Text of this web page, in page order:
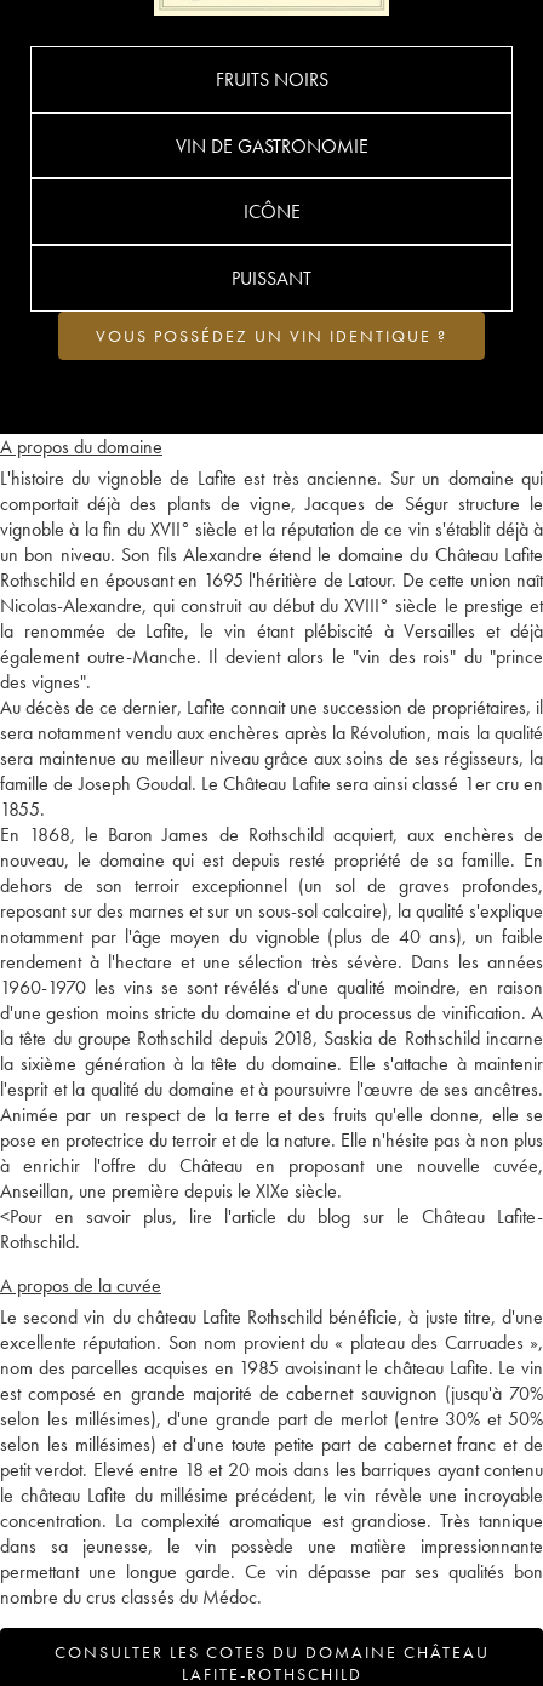
A propos du domaine
L'histoire du vignoble de Lafite est très ancienne. Sur un domaine qui
comportait déjà des plants de vigne, Jacques de Ségur structure le
vignoble à la fin du XVII° siècle et la réputation de ce vin s'établit déjà à
un bon niveau. Son fils Alexandre étend le domaine du Château Lafite
Rothschild en épousant en 1695 l'héritière de Latour. De cette union naît
Nicolas-Alexandre, qui construit au début du XVIII° siècle le prestige et
la renommée de Lafite, le vin étant plébiscité à Versailles et déjà
également outre-Manche. Il devient alors le "vin des rois" du "prince
des vignes".
Au décès de ce dernier, Lafite connait une succession de propriétaires, il
sera notamment vendu aux enchères après la Révolution, mais la qualité
sera maintenue au meilleur niveau grâce aux soins de ses régisseurs, la
famille de Joseph Goudal. Le Château Lafite sera ainsi classé 1er cru en
1855.
En 1868, le Baron James de Rothschild acquiert, aux enchères de
nouveau, le domaine qui est depuis resté propriété de sa famille. En
dehors de son terroir exceptionnel (un sol de graves profondes,
reposant sur des marnes et sur un sous-sol calcaire), la qualité s'explique
notamment par l'âge moyen du vignoble (plus de 40 ans), un faible
rendement à l'hectare et une sélection très sévère. Dans les années
1960-1970 les vins se sont révélés d'une qualité moindre, en raison
d'une gestion moins stricte du domaine et du processus de vinification. A
la tête du groupe Rothschild depuis 2018, Saskia de Rothschild incarne
la sixième génération à la tête du domaine. Elle s'attache à maintenir
l'esprit et la qualité du domaine et à poursuivre l'œuvre de ses ancêtres.
Animée par un respect de la terre et des fruits qu'elle donne, elle se
pose en protectrice du terroir et de la nature. Elle n'hésite pas à non plus
à enrichir l'offre du Château en proposant une nouvelle cuvée,
Anseillan, une première depuis le XIXe siècle.
<Pour en savoir plus, lire l'article du blog sur le Château Lafite-
Rothschild.
A propos de la cuvée
Le second vin du château Lafite Rothschild bénéficie, à juste titre, d'une
excellente réputation. Son nom provient du « plateau des Carruades »,
nom des parcelles acquises en 1985 avoisinant le château Lafite. Le vin
est composé en grande majorité de cabernet sauvignon (jusqu'à 70%
selon les millésimes), d'une grande part de merlot (entre 30% et 50%
selon les millésimes) et d'une toute petite part de cabernet franc et de
petit verdot. Elevé entre 18 et 20 mois dans les barriques ayant contenu
le château Lafite du millésime précédent, le vin révèle une incroyable
concentration. La complexité aromatique est grandiose. Très tannique
dans sa jeunesse, le vin possède une matière impressionnante
permettant une longue garde. Ce vin dépasse par ses qualités bon
nombre du crus classés du Médoc.
CONSULTER LES COTES DU DOMAINE CHÂTEAU
LAFITE-ROTHSCHILD
FRUITS NOIRS
VIN DE GASTRONOMIE
ICÔNE
PUISSANT
VOUS POSSÉDEZ UN VIN IDENTIQUE ?